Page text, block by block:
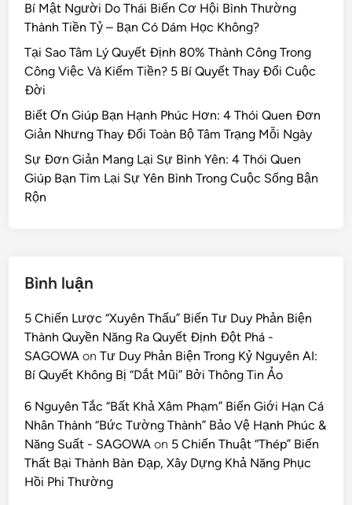
Bí Mật Người Do Thái Biến Cơ Hội Bình Thường
Thành Tiền Tỷ – Bạn Có Dám Học Không?
Tại Sao Tâm Lý Quyết Định 80% Thành Công Trong
Công Việc Và Kiếm Tiền? 5 Bí Quyết Thay Đổi Cuộc
Đời
Biết Ơn Giúp Bạn Hạnh Phúc Hơn: 4 Thói Quen Đơn
Giản Nhưng Thay Đổi Toàn Bộ Tâm Trạng Mỗi Ngày
Sự Đơn Giản Mang Lại Sự Bình Yên: 4 Thói Quen
Giúp Bạn Tìm Lại Sự Yên Bình Trong Cuộc Sống Bận
Rộn
Bình luận
5 Chiến Lược “Xuyên Thấu” Biến Tư Duy Phản Biện
Thành Quyền Năng Ra Quyết Định Đột Phá -
SAGOWA onTư Duy Phản Biện Trong Kỷ Nguyên AI:
Bí Quyết Không Bị “Dắt Mũi” Bởi Thông Tin Ảo
6 Nguyên Tắc “Bất Khả Xâm Phạm” Biến Giới Hạn Cá
Nhân Thành “Bức Tường Thành” Bảo Vệ Hạnh Phúc &
Năng Suất - SAGOWA on 5 Chiến Thuật “Thép” Biến
Thất Bại Thành Bàn Đạp, Xây Dựng Khả Năng Phục
Hồi Phi Thường